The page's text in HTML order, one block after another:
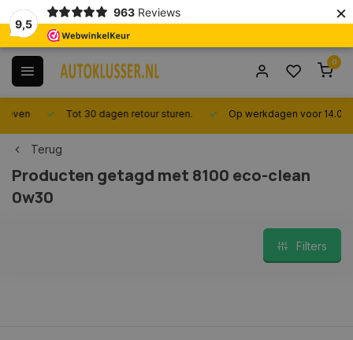
9,5
963 Reviews ×
0
Tot 30 dagen retour sturen. Op werkdagen voor 14.00 uur
Terug
Producten getagd met 8100 eco-clean
0w30
Filters